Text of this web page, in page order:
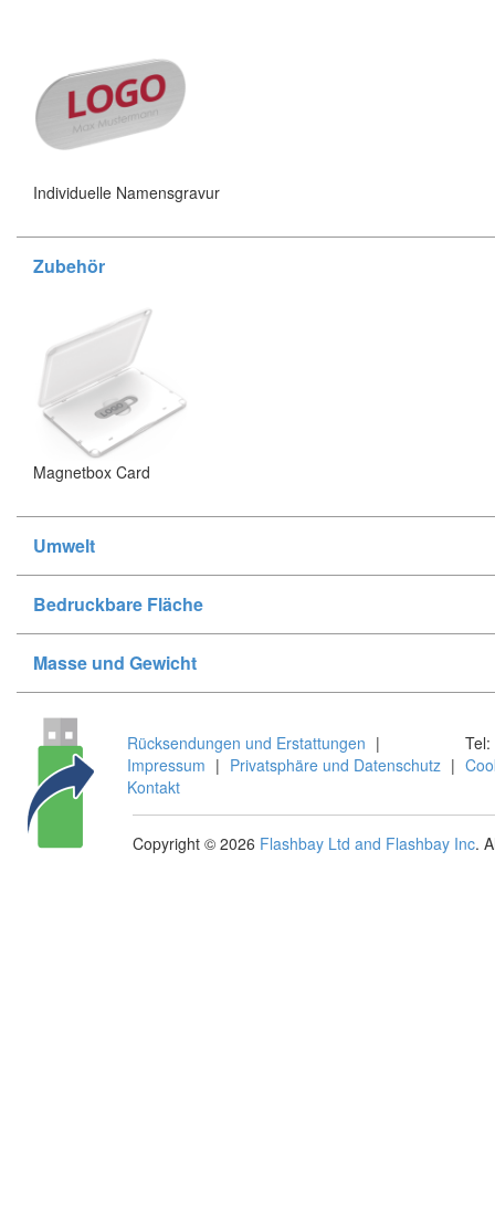
Individuelle Namensgravur
Zubehör
Magnetbox Card
Umwelt
Bedruckbare Fläche
Masse und Gewicht
Tel:
Rücksendungen und Erstattungen |
Impressum | Privatsphäre und Datenschutz |
Kontakt
Copyright © 2026 Flashbay Ltd and Flashbay Inc.